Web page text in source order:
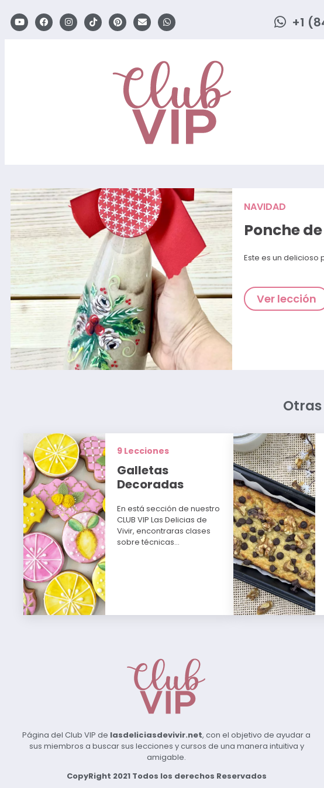
+1
NAVIDAD
Ponche
Este es un delicioso
Ver lección
9 Lecciones
Galletas
Decoradas
En está sección de nuestro
CLUB VIP Las Delicias de
Vivir, encontraras clases
sobre técnicas…
Página del Club VIP de lasdeliciasdevivir.net, con el objetivo de ayudar a
sus miembros a buscar sus lecciones y cursos de una manera intuitiva y
amigable.
CopyRight 2021 Todos los derechos Reservados